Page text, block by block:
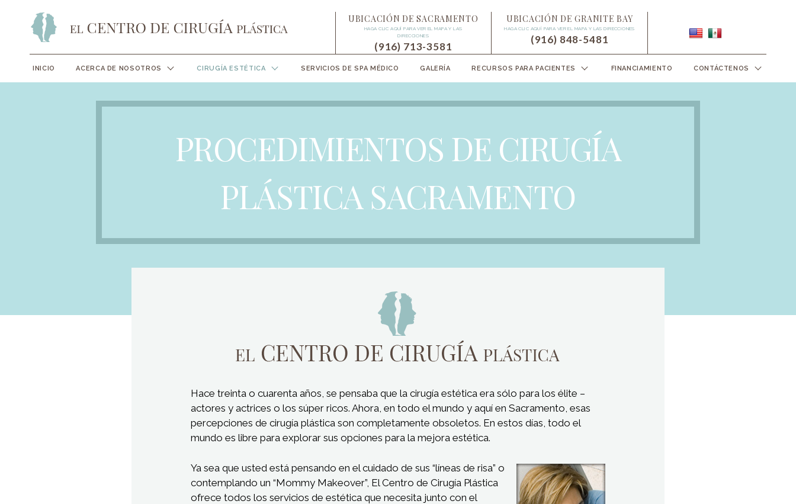
UBICACIÓN DE SACRAMENTO
HAGA CLIC AQUÍ PARA VER EL MAPA Y LAS
DIRECCIONES
(916) 713-3581
UBICACIÓN DE GRANITE BAY
HAGA CLIC AQUÍ PARA VER EL MAPA Y LAS DIRECCIONES
(916) 848-5481
INICIO ACERCA DE NOSOTROS CIRUGÍA ESTÉTICA SERVICIOS DE SPA MÉDICO GALERÍA RECURSOS PARA PACIENTES FINANCIAMIENTO CONTÁCTENOS
PROCEDIMIENTOS DE CIRUGÍA
PLÁSTICA SACRAMENTO
Hace treinta o cuarenta años, se pensaba que la cirugía estética era sólo para los élite –
actores y actrices o los súper ricos. Ahora, en todo el mundo y aquí en Sacramento, esas
percepciones de cirugía plástica son completamente obsoletos. En estos días, todo el
mundo es libre para explorar sus opciones para la mejora estética.
Ya sea que usted está pensando en el cuidado de sus “líneas de risa” o
contemplando un “Mommy Makeover”, El Centro de Cirugía Plástica
ofrece todos los servicios de estética que necesita junto con el